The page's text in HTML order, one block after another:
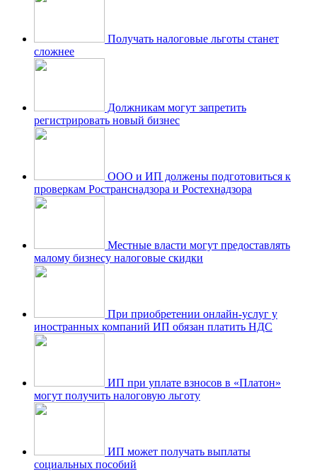
Получать налоговые льготы станет
сложнее
Должникам могут запретить
регистрировать новый бизнес
ООО и ИП должены подготовиться к
проверкам Ространснадзора и Ростехнадзора
Местные власти могут предоставлять
малому бизнесу налоговые скидки
При приобретении онлайн-услуг у
иностранных компаний ИП обязан платить НДС
ИП при уплате взносов в «Платон»
могут получить налоговую льготу
ИП может получать выплаты
социальных пособий